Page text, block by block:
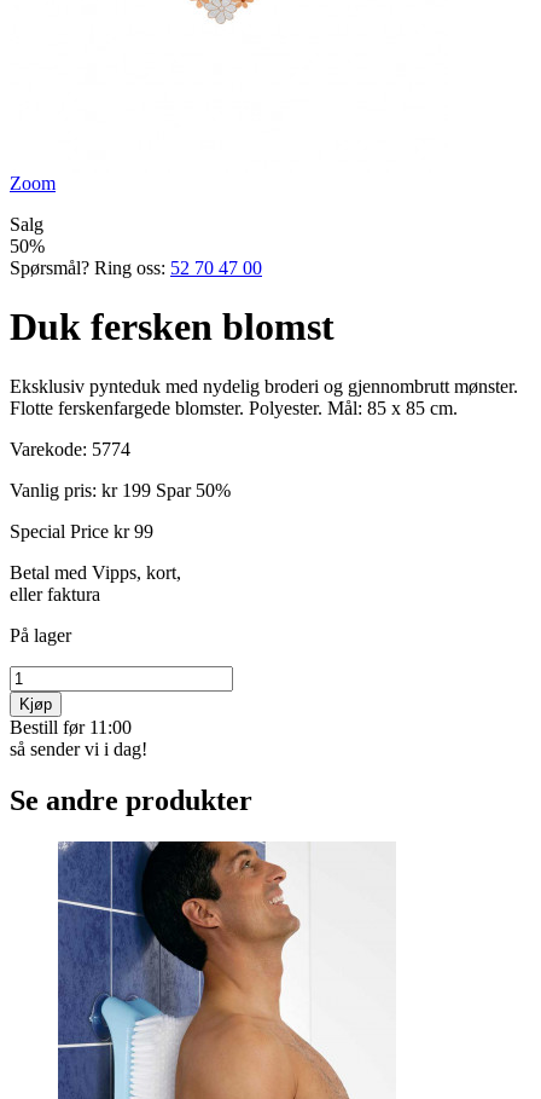
Zoom
Salg
50%
Spørsmål? Ring oss: 52 70 47 00
Duk fersken blomst
Eksklusiv pynteduk med nydelig broderi og gjennom­brutt mønster.
Flotte ferskenfargede blomster. ­Polyester. Mål: 85 x 85 cm.
Varekode: 5774
Vanlig pris: kr 199 Spar 50%
Special Price kr 99
Betal med Vipps, kort,
eller faktura
På lager
Kjøp
Bestill før 11:00
så sender vi i dag!
Se andre produkter